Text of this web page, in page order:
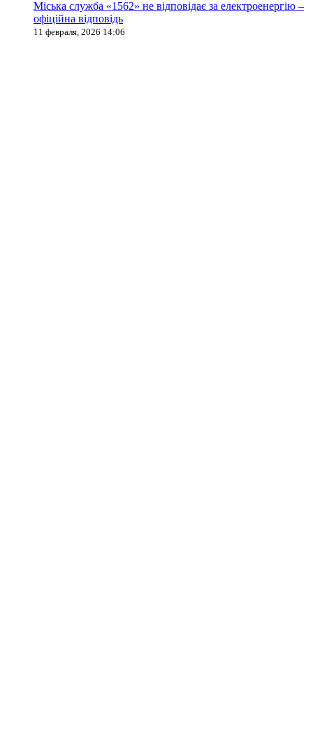
Міська служба «1562» не відповідає за електроенергію –
офіційна відповідь
11 февраля, 2026 14:06